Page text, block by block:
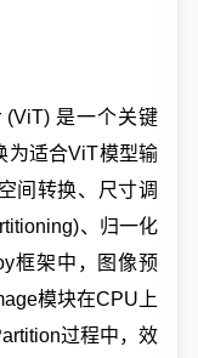
(ViT) 是一个关键
为适合ViT模型输
间转换、尺寸调
、归一化
框架中，图像预
模块在CPU上
过程中，效